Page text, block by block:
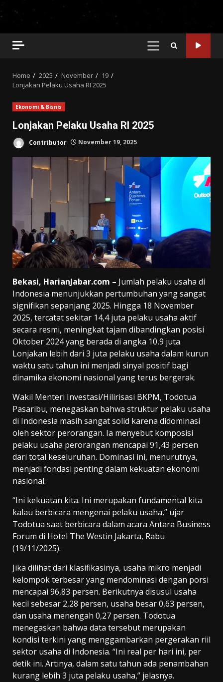
PRIMARY
Home 2025 November
19
Lonjakan Pelaku Usaha RI 2025
Ekonomi & Bisnis
Lonjakan Pelaku Usaha RI 2025
Contributor November 19, 2025
Bekasi, HarianJabar.com – Jumlah pelaku usaha di
Indonesia menunjukkan pertumbuhan yang sangat
signifikan sepanjang 2025. Hingga 18 November
2025, tercatat sekitar 14,4 juta pelaku usaha aktif
secara resmi, meningkat tajam dibandingkan posisi
Oktober 2024 yang berada di angka 10,9 juta.
Lonjakan lebih dari 3 juta pelaku usaha dalam kurun
waktu satu tahun ini menjadi sinyal positif bagi
dinamika ekonomi nasional yang terus bergerak.
Wakil Menteri Investasi/Hilirisasi BKPM, Todotua
Pasaribu, menegaskan bahwa struktur pelaku usaha
di Indonesia masih sangat solid karena didominasi
oleh sektor perorangan. Ia menyebut komposisi
pelaku usaha perorangan mencapai 91,43 persen
dari total keseluruhan. Dominasi ini, menurutnya,
menjadi fondasi penting dalam kekuatan ekonomi
nasional.
“Ini kekuatan kita. Ini merupakan fundamental kita
kalau berbicara mengenai pelaku usaha,” ujar
Todotua saat berbicara dalam acara Antara Business
Forum di Hotel The Westin Jakarta, Rabu
(19/11/2025).
Jika dilihat dari klasifikasinya, usaha mikro menjadi
kelompok terbesar yang mendominasi dengan porsi
mencapai 96,83 persen. Berikutnya disusul usaha
kecil sebesar 2,28 persen, usaha besar 0,63 persen,
dan usaha menengah 0,27 persen. Todotua
menegaskan bahwa data tersebut merupakan
kondisi terkini yang menggambarkan pergerakan riil
sektor usaha di Indonesia. “Ini real per hari ini, per
detik ini. Artinya, dalam satu tahun ada penambahan
kurang lebih 3 juta pelaku usaha,” jelasnya.